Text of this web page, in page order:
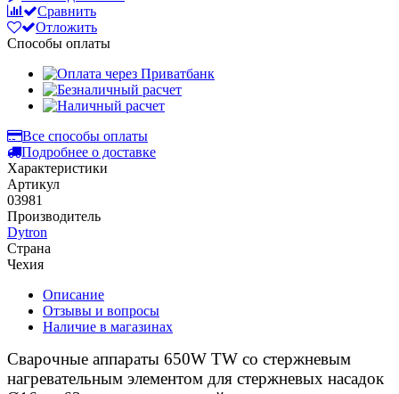
Сравнить
Отложить
Способы оплаты
Все способы оплаты
Подробнее о доставке
Характеристики
Артикул
03981
Производитель
Dytron
Страна
Чехия
Описание
Отзывы и вопросы
Наличие в магазинах
Сварочные аппараты 650W TW со стержневым
нагревательным элементом для стержневых насадок